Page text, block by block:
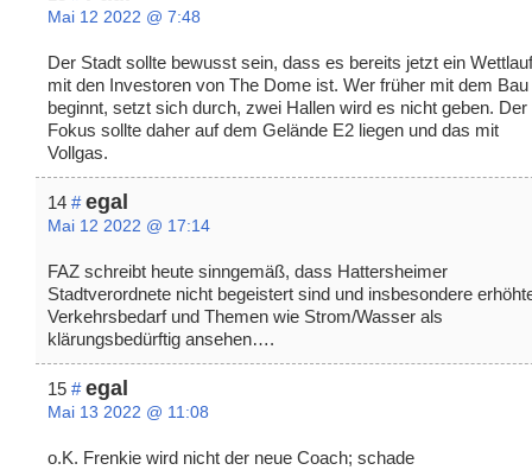
Mai 12 2022 @ 7:48
Der Stadt sollte bewusst sein, dass es bereits jetzt ein Wettlauf
mit den Investoren von The Dome ist. Wer früher mit dem Bau
beginnt, setzt sich durch, zwei Hallen wird es nicht geben. Der
Fokus sollte daher auf dem Gelände E2 liegen und das mit
Vollgas.
14 # egal
Mai 12 2022 @ 17:14
FAZ schreibt heute sinngemäß, dass Hattersheimer
Stadtverordnete nicht begeistert sind und insbesondere
Verkehrsbedarf und Themen wie Strom/Wasser als
klärungsbedürftig ansehen….
15 # egal
Mai 13 2022 @ 11:08
o.K. Frenkie wird nicht der neue Coach; schade